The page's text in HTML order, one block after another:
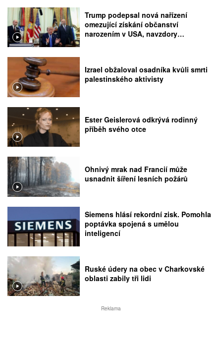
Trump podepsal nová nařízení
omezující získání občanství
narozením v USA, navzdory
Izrael obžaloval osadníka kvůli smrti
palestinského aktivisty
Ester Geislerová odkrývá rodinný
příběh svého otce
Ohnivý mrak nad Francií může
usnadnit šíření lesních požárů
Siemens hlásí rekordní zisk. Pomohla
poptávka spojená s umělou
inteligencí
Ruské údery na obec v Charkovské
oblasti zabily tři lidi
Reklama